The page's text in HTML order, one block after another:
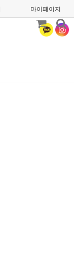
마이페이지